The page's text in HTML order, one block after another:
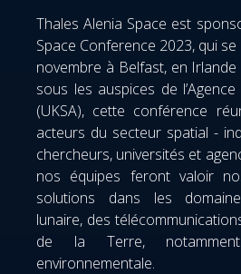
Thales Alenia Space est
Space Conference 2023, qui
novembre à Belfast, en
sous les auspices de
(UKSA), cette conférence
acteurs du secteur spatial -
chercheurs, universités et
nos équipes feront valoir
solutions dans les
lunaire, des
de la Terre,
environnementale.